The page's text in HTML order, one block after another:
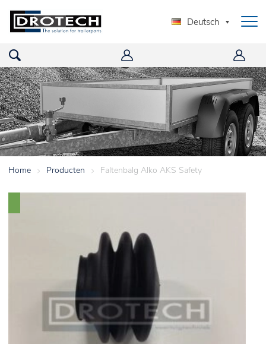
Deutsch
Home > Producten > Faltenbalg Alko AKS Safety